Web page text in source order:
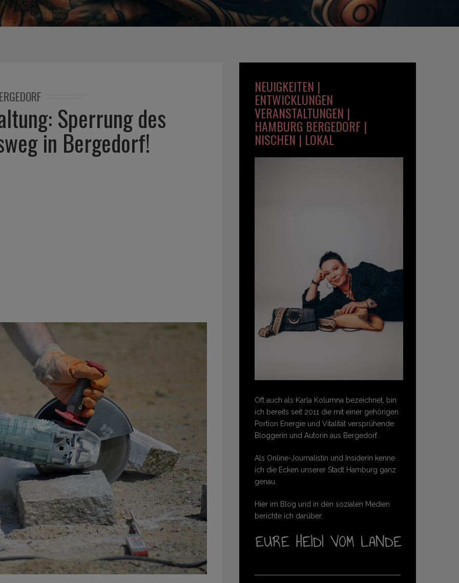
Sperrung des
in Bergedorf!
NEUIGKEITEN |
ENTWICKLUNGEN
VERANSTALTUNGEN |
HAMBURG BERGEDORF |
NISCHEN | LOKAL
Oft auch als Karla Kolumna bezeichnet, bin
ich bereits seit 2011 die mit einer gehörigen
Portion Energie und Vitalität versprühende
Bloggerin und Autorin aus Bergedorf.
Als Online-Journalistin und Insiderin kenne
ich die Ecken unserer Stadt Hamburg ganz
genau.
Hier im Blog und in den sozialen Medien
berichte ich darüber.